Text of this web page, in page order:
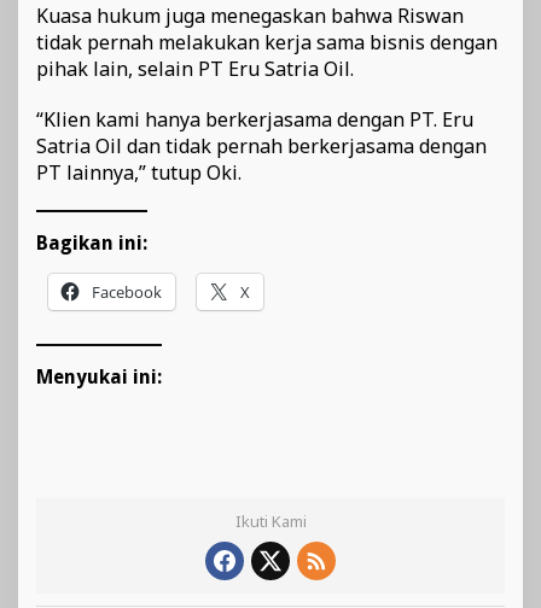
Kuasa hukum juga menegaskan bahwa Riswan
tidak pernah melakukan kerja sama bisnis dengan
pihak lain, selain PT Eru Satria Oil.
“Klien kami hanya berkerjasama dengan PT. Eru
Satria Oil dan tidak pernah berkerjasama dengan
PT lainnya,” tutup Oki.
Bagikan ini:
Facebook X
Menyukai ini:
Ikuti Kami